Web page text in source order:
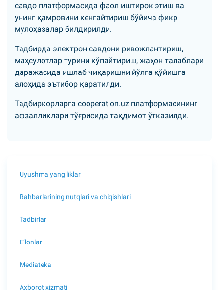
савдо платформасида фаол иштирок этиш ва
унинг қамровини кенгайтириш бўйича фикр
мулоҳазалар билдирилди.
Тадбирда электрон савдони ривожлантириш,
маҳсулотлар турини кўпайтириш, жаҳон талаблари
даражасида ишлаб чиқаришни йўлга қўйишга
алоҳида эътибор қаратилди.
Тадбиркорларга cooperation.uz платформасининг
афзалликлари тўғрисида тақдимот ўтказилди.
Uyushma yangiliklar
Rahbarlarining nutqlari va chiqishlari
Tadbirlar
E’lonlar
Mediateka
Axborot xizmati